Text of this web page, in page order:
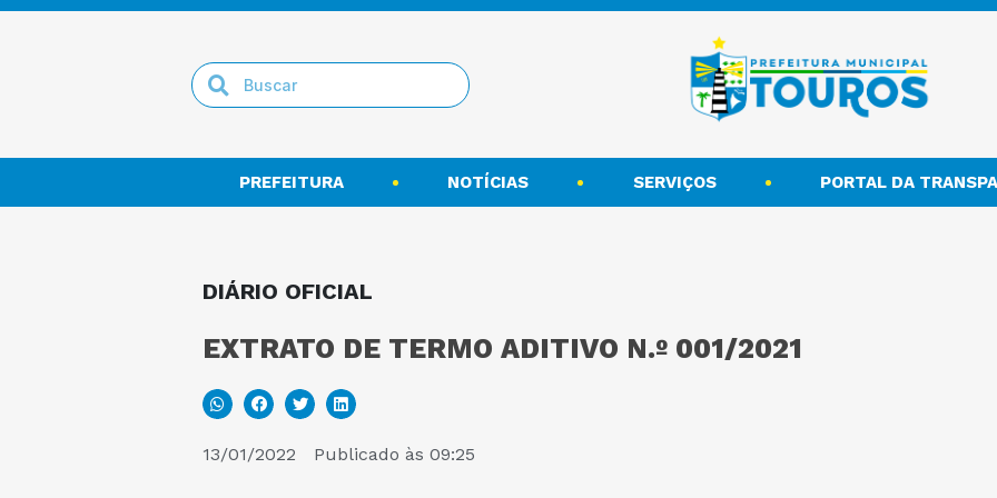
PREFEITURA NOTÍCIAS SERVIÇOS PORTAL DA
DIÁRIO OFICIAL
EXTRATO DE TERMO ADITIVO N.º 001/2021
13/01/2022 Publicado às 09:25